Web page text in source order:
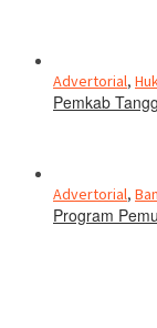
Advertorial,
Pemkab
Advertorial,
Program